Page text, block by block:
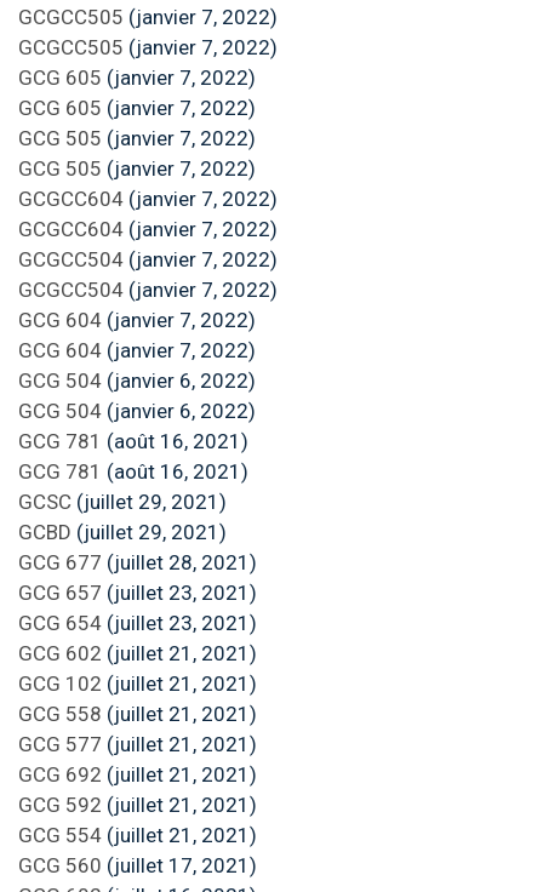
GCGCC505 (janvier 7, 2022)
GCGCC505 (janvier 7, 2022)
GCG 605 (janvier 7, 2022)
GCG 605 (janvier 7, 2022)
GCG 505 (janvier 7, 2022)
GCG 505 (janvier 7, 2022)
GCGCC604 (janvier 7, 2022)
GCGCC604 (janvier 7, 2022)
GCGCC504 (janvier 7, 2022)
GCGCC504 (janvier 7, 2022)
GCG 604 (janvier 7, 2022)
GCG 604 (janvier 7, 2022)
GCG 504 (janvier 6, 2022)
GCG 504 (janvier 6, 2022)
GCG 781 (août 16, 2021)
GCG 781 (août 16, 2021)
GCSC (juillet 29, 2021)
GCBD (juillet 29, 2021)
GCG 677 (juillet 28, 2021)
GCG 657 (juillet 23, 2021)
GCG 654 (juillet 23, 2021)
GCG 602 (juillet 21, 2021)
GCG 102 (juillet 21, 2021)
GCG 558 (juillet 21, 2021)
GCG 577 (juillet 21, 2021)
GCG 692 (juillet 21, 2021)
GCG 592 (juillet 21, 2021)
GCG 554 (juillet 21, 2021)
GCG 560 (juillet 17, 2021)